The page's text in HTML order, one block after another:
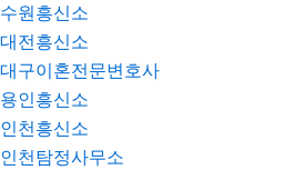
수원흥신소
대전흥신소
대구이혼전문변호사
용인흥신소
인천흥신소
인천탐정사무소